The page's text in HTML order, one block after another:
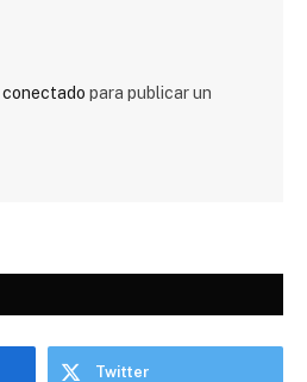
conectado para publicar un
Twitter